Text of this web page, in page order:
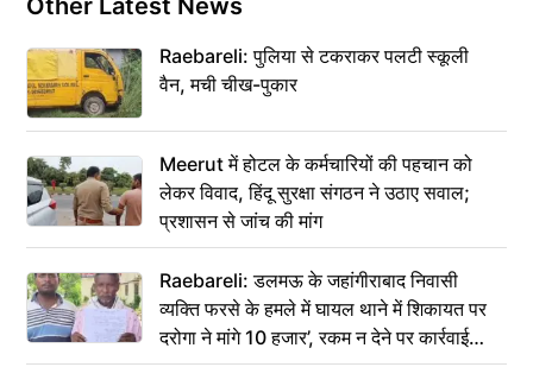
Raebareli: पुलिया से टकराकर पलटी स्कूली
वैन, मची चीख-पुकार
Meerut में होटल के कर्मचारियों की पहचान को
लेकर विवाद, हिंदू सुरक्षा संगठन ने उठाए सवाल;
प्रशासन से जांच की मांग
Raebareli: डलमऊ के जहांगीराबाद निवासी
व्यक्ति फरसे के हमले में घायल थाने में शिकायत पर
दरोगा ने मांगे 10 हजार’, रकम न देने पर कार्रवाई